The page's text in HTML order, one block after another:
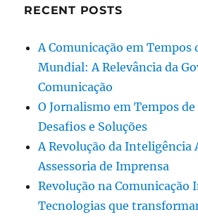
RECENT POSTS
A Comunicação em Tempos
Mundial: A Relevância da
Comunicação
O Jornalismo em Tempos
Desafios e Soluções
A Revolução da
Assessoria de Imprensa
Revolução na Comunicação
Tecnologias que